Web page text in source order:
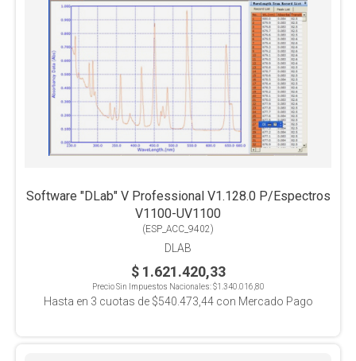
Software "DLab" V Professional V1.128.0 P/Espectros
V1100-UV1100
(ESP_ACC_9402)
DLAB
$ 1.621.420,33
Precio Sin Impuestos Nacionales:$1.340.016,80
Hasta en 3 cuotas de $540.473,44con Mercado Pago